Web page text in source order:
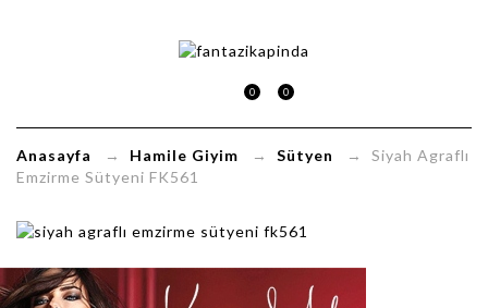
0 0
Anasayfa → Hamile Giyim → Sütyen
→ Siyah Agraflı
Emzirme Sütyeni FK561